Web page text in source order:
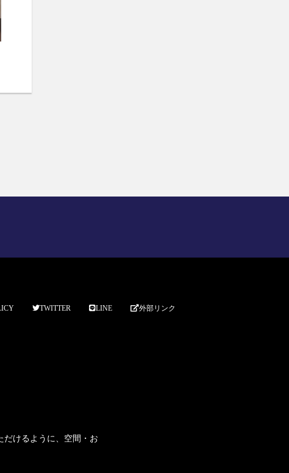
TWITTER LINE 外部リンク
だけるように、空間・お